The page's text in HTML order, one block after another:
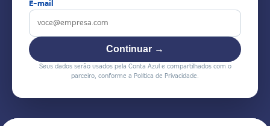
E-mail
Continuar →
Seus dados serão usados pela Conta Azul e compartilhados com o
parceiro, conforme a Política de Privacidade.